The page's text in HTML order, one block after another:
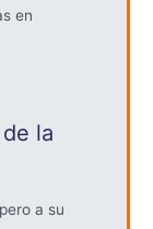
en
la
a su